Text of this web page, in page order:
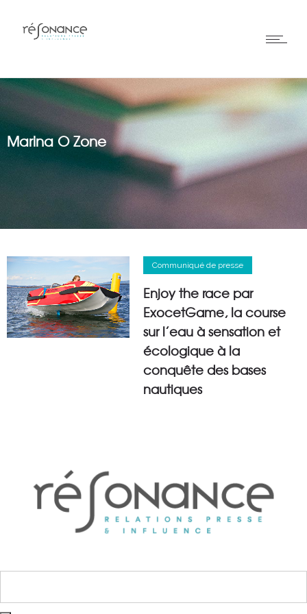
Marina O Zone
Communiqué de presse
Enjoy the race par
ExocetGame, la course
sur l’eau à sensation et
écologique à la
conquête des bases
nautiques